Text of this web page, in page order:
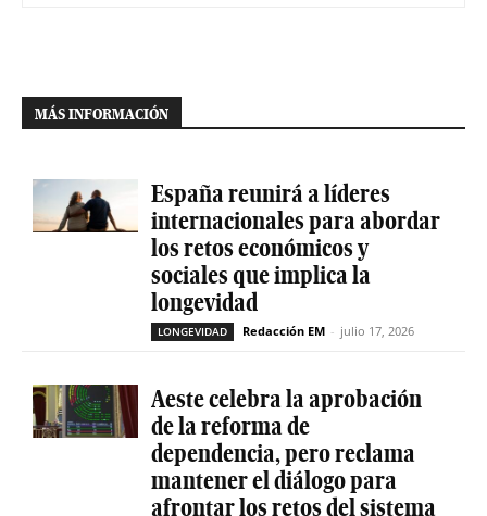
MÁS INFORMACIÓN
España reunirá a líderes
internacionales para abordar
los retos económicos y
sociales que implica la
longevidad
LONGEVIDAD Redacción EM - julio 17, 2026
Aeste celebra la aprobación
de la reforma de
dependencia, pero reclama
mantener el diálogo para
afrontar los retos del sistema